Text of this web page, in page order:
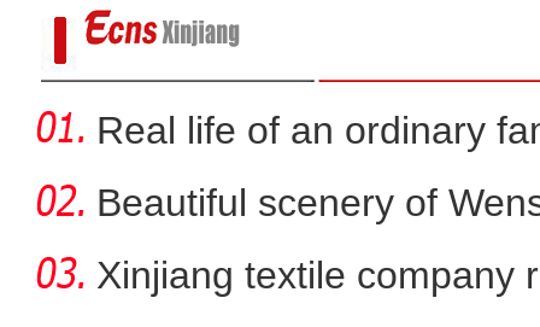
Real life of an ordinary
Beautiful scenery of
in
Xinjiang textile company